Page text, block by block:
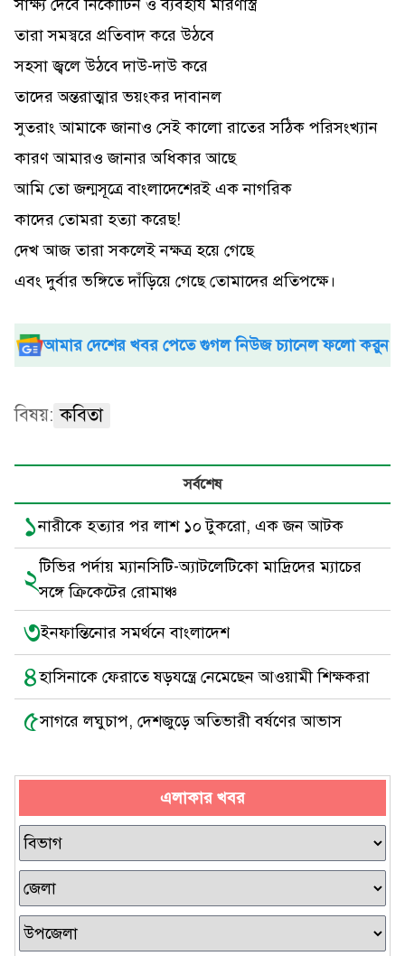
সাক্ষ্য দেবে নিকোটিন ও ব্যবহার্য মারণাস্ত্র
তারা সমস্বরে প্রতিবাদ করে উঠবে
সহসা জ্বলে উঠবে দাউ-দাউ করে
তাদের অন্তরাত্মার ভয়ংকর দাবানল
সুতরাং আমাকে জানাও সেই কালো রাতের সঠিক পরিসংখ্যান
কারণ আমারও জানার অধিকার আছে
আমি তো জন্মসূত্রে বাংলাদেশেরই এক নাগরিক
কাদের তোমরা হত্যা করেছ!
দেখ আজ তারা সকলেই নক্ষত্র হয়ে গেছে
এবং দুর্বার ভঙ্গিতে দাঁড়িয়ে গেছে তোমাদের প্রতিপক্ষে।
আমার দেশের খবর পেতে গুগল নিউজ চ্যানেল ফলো করুন
বিষয়: কবিতা
সর্বশেষ
১নারীকে হত্যার পর লাশ ১০ টুকরো, এক জন আটক
২টিভির পর্দায় ম্যানসিটি-অ্যাটলেটিকো মাদ্রিদের ম্যাচের
সঙ্গে ক্রিকেটের রোমাঞ্চ
৩ইনফান্তিনোর সমর্থনে বাংলাদেশ
৪হাসিনাকে ফেরাতে ষড়যন্ত্রে নেমেছেন আওয়ামী শিক্ষকরা
৫সাগরে লঘুচাপ, দেশজুড়ে অতিভারী বর্ষণের আভাস
এলাকার খবর